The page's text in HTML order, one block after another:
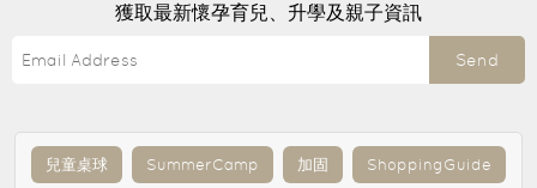
獲取最新懷孕育兒、升學及親子資訊
Send
兒童桌球 SummerCamp 加固 ShoppingGuide